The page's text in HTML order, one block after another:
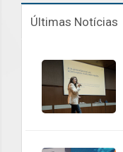
Últimas Notícias